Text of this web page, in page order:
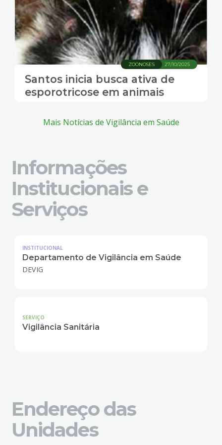
27/10/2025
ZOONOSES
Santos inicia busca ativa de
esporotricose em animais
Mais Notícias de Vigilância em Saúde
Informações
Institucionais e
Serviços
INSTITUCIONAL
Departamento de Vigilância em Saúde
DEVIG
SERVIÇO
Vigilância Sanitária
Endereço das
Unidades